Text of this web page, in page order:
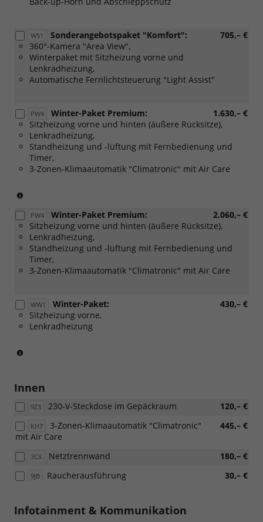
W51 705,– €
Sonderangebotspaket "Komfort":
360°-Kamera "Area View",
Winterpaket mit Sitzheizung vorne und
Lenkradheizung,
Automatische Fernlichtsteuerung "Light Assist"
PW4 1.630,– €
Winter-Paket Premium:
Sitzheizung vorne und hinten (äußere Rücksitze),
Lenkradheizung,
Standheizung und -lüftung mit Fernbedienung und
Timer,
3-Zonen-Klimaautomatik "Climatronic" mit Air Care
Verbinding
mit:
[W51]
Sonderangebotspaket
"Komfort")
PW4 2.060,– €
Winter-Paket Premium:
Sitzheizung vorne und hinten (äußere Rücksitze),
Lenkradheizung,
Standheizung und -lüftung mit Fernbedienung und
Timer,
3-Zonen-Klimaautomatik "Climatronic" mit Air Care
WW1 430,– €
Winter-Paket:
Sitzheizung vorne,
Lenkradheizung
Innen
9Z3 120,– €
230-V-Steckdose im Gepäckraum
KH7 445,– €
3-Zonen-Klimaautomatik "Climatronic"
mit Air Care
3CX 180,– €
Netztrennwand
9JB 30,– €
Raucherausführung
Infotainment & Kommunikation